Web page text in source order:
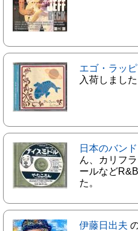
エゴ・ラッ
入荷しました
日本のバンド
ん、カリフ
ールなど
た。
伊藤日出夫